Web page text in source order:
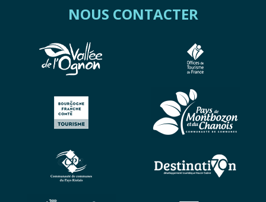
NOUS CONTACTER